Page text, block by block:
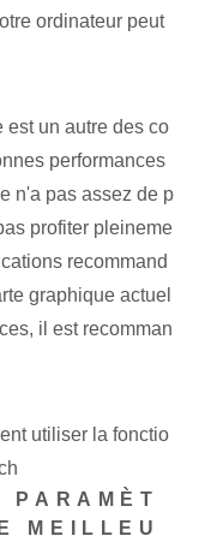
ordinateur peut
est un autre des co
performances
n'a pas assez de p
profiter pleineme
recommand
graphique actuel
il est recomman
utiliser la fonctio
MEILLEU